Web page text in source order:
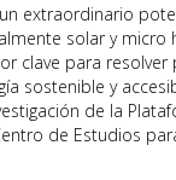
extraordinario
solar y micro
clave para
sostenible y
de la
de Estudios